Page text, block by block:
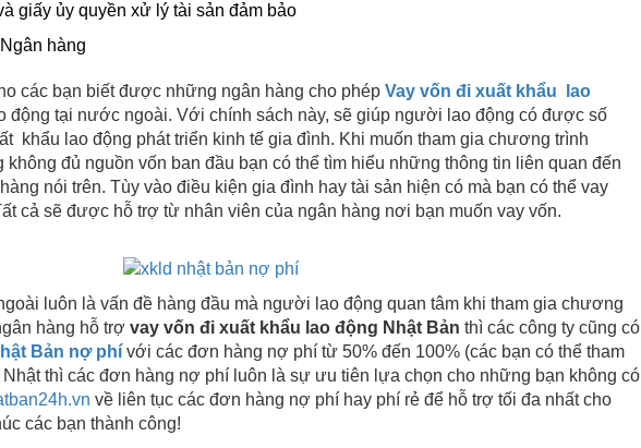
giấy ủy quyền xử lý tài sản đảm bảo
hàng
các bạn biết được những ngân hàng cho phép Vay vốn đi xuất khẩu lao
động tại nước ngoài. Với chính sách này, sẽ giúp người lao động có được số
khẩu lao động phát triển kinh tế gia đình. Khi muốn tham gia chương trình
đủ nguồn vốn ban đầu bạn có thể tìm hiểu những thông tin liên quan đến
nói trên. Tùy vào điều kiện gia đình hay tài sản hiện có mà bạn có thể vay
cả sẽ được hỗ trợ từ nhân viên của ngân hàng nơi bạn muốn vay vốn.
luôn là vấn đề hàng đầu mà người lao động quan tâm khi tham gia chương
hàng hỗ trợ vay vốn đi xuất khẩu lao động Nhật Bản thì các công ty cũng có
Bản nợ phí với các đơn hàng nợ phí từ 50% đến 100% (các bạn có thể tham
Nhật thì các đơn hàng nợ phí luôn là sự ưu tiên lựa chọn cho những bạn không có
về liên tục các đơn hàng nợ phí hay phí rẻ để hỗ trợ tối đa nhất cho
các bạn thành công!